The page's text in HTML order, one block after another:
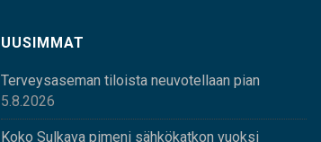
UUSIMMAT
Terveysaseman tiloista neuvotellaan pian
5.8.2026
Koko Sulkava pimeni sähkökatkon vuoksi